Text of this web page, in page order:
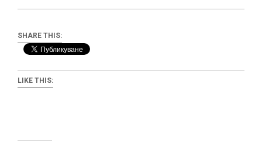
SHARE THIS:
LIKE THIS: